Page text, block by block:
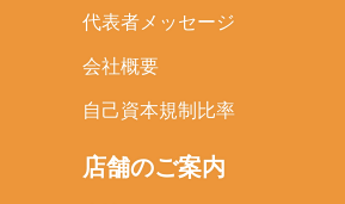
代表者メッセージ
会社概要
自己資本規制比率
店舗のご案内